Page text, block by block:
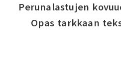
Perunalastujen
Opas tarkkaan